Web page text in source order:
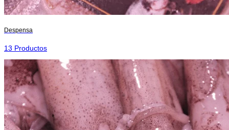
Despensa
13 Productos